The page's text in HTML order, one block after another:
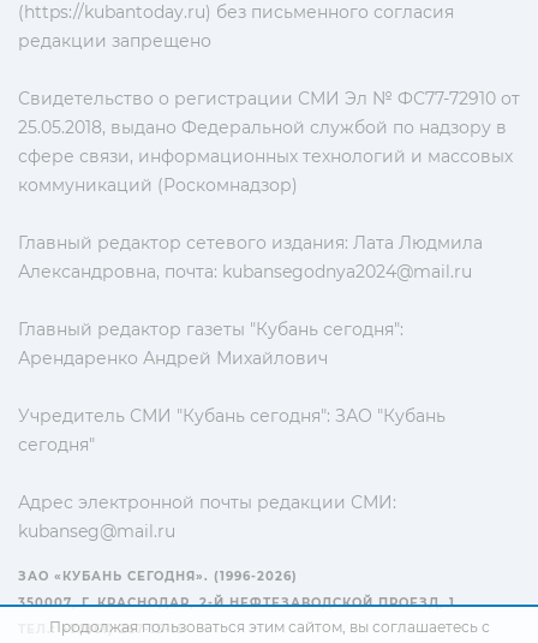
(https://kubantoday.ru) без письменного согласия
редакции запрещено
Свидетельство о регистрации СМИ Эл № ФС77-72910 от
25.05.2018, выдано Федеральной службой по надзору в
сфере связи, информационных технологий и массовых
коммуникаций (Роскомнадзор)
Главный редактор сетевого издания: Лата Людмила
Александровна, почта: kubansegodnya2024@mail.ru
Главный редактор газеты "Кубань сегодня":
Арендаренко Андрей Михайлович
Учредитель СМИ "Кубань сегодня": ЗАО "Кубань
сегодня"
Адрес электронной почты редакции СМИ:
kubanseg@mail.ru
ЗАО «КУБАНЬ СЕГОДНЯ». (1996-2026)
350007, Г. КРАСНОДАР, 2-Й НЕФТЕЗАВОДСКОЙ ПРОЕЗД, 1
ТЕЛ.: +7(861) 267-15-15
Продолжая пользоваться этим сайтом, вы соглашаетесь с